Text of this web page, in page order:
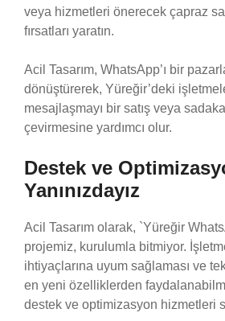
veya hizmetleri önerecek çapraz
fırsatları yaratın.
Acil Tasarım, WhatsApp’ı bir
dönüştürerek, Yüreğir’deki
mesajlaşmayı bir satış veya
çevirmesine yardımcı olur.
Destek ve
Yanınızdayız
Acil Tasarım olarak, `Yüreğir
projemiz, kurulumla bitmiyor.
ihtiyaçlarına uyum sağlaması ve
en yeni özelliklerden
destek ve optimizasyon hizmetleri